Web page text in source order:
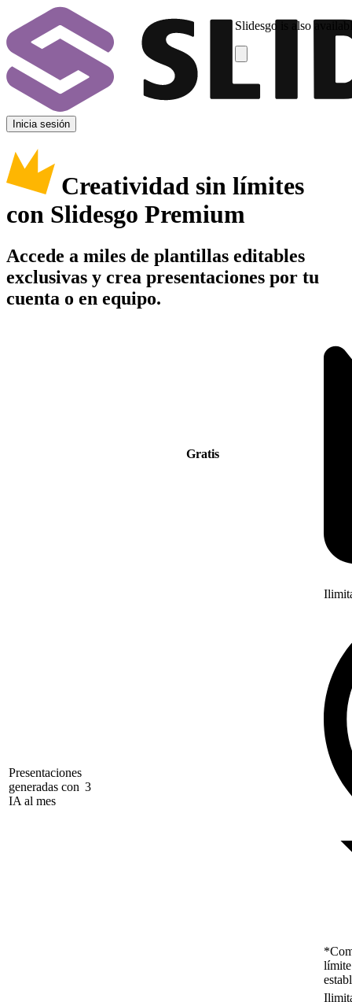
Slidesgo is also
Inicia sesión
Creatividad sin límites
con Slidesgo Premium
Accede a miles de plantillas editables
exclusivas y crea presentaciones por tu
cuenta o en equipo.
Gratis
Presentaciones
generadas con
IA al mes
3